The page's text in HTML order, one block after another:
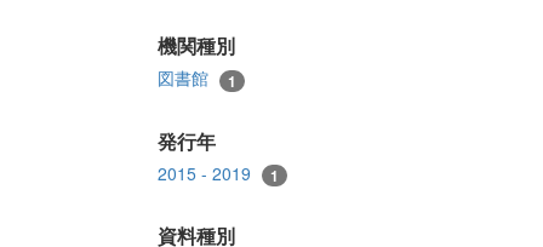
機関種別
図書館 1
発行年
2015 - 2019 1
資料種別